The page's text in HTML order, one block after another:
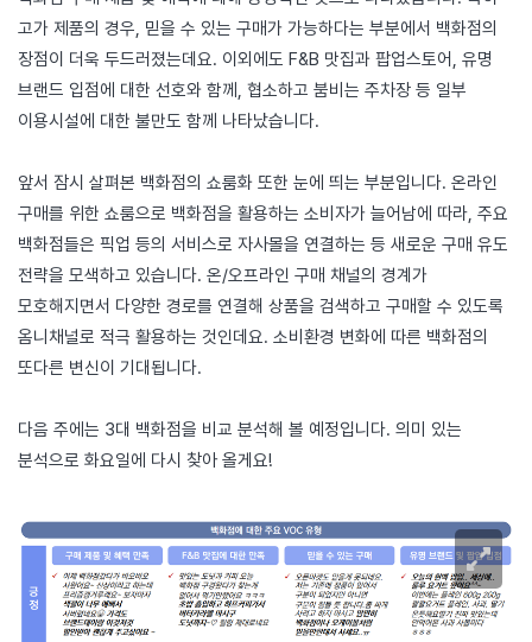
고가 제품의 경우, 믿을 수 있는 구매가 가능하다는 부분에서 백화점의
장점이 더욱 두드러졌는데요. 이외에도 F&B 맛집과 팝업스토어, 유명
브랜드 입점에 대한 선호와 함께, 협소하고 붐비는 주차장 등 일부
이용시설에 대한 불만도 함께 나타났습니다.
앞서 잠시 살펴본 백화점의 쇼룸화 또한 눈에 띄는 부분입니다. 온라인
구매를 위한 쇼룸으로 백화점을 활용하는 소비자가 늘어남에 따라, 주요
백화점들은 픽업 등의 서비스로 자사몰을 연결하는 등 새로운 구매 유도
전략을 모색하고 있습니다. 온/오프라인 구매 채널의 경계가
모호해지면서 다양한 경로를 연결해 상품을 검색하고 구매할 수 있도록
옴니채널로 적극 활용하는 것인데요. 소비환경 변화에 따른 백화점의
또다른 변신이 기대됩니다.
다음 주에는 3대 백화점을 비교 분석해 볼 예정입니다. 의미 있는
분석으로 화요일에 다시 찾아 올게요!